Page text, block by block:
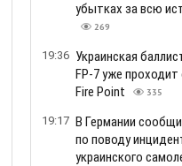
убытках за всю
269
19:36 Украинская
FP-7 уже
Fire Point
335
19:17 В Германии
по поводу
украинского